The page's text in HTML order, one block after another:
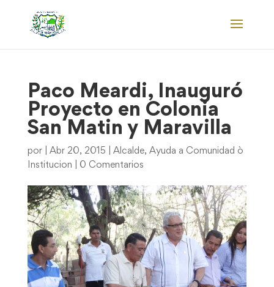
Paco Meardi, Inauguró
Proyecto en Colonia
San Matin y Maravilla
por Abr 20, 2015 Alcalde, Ayuda a Comunidad ò
Institucion
0 Comentarios